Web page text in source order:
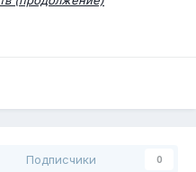
Подписчики 0